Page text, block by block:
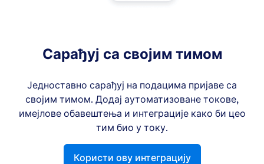
Сарађуј са својим тимом
Једноставно сарађуј на подацима пријаве са
својим тимом. Додај аутоматизоване токове,
имејлове обавештења и интеграције како би цео
тим био у току.
Користи ову интеграцију